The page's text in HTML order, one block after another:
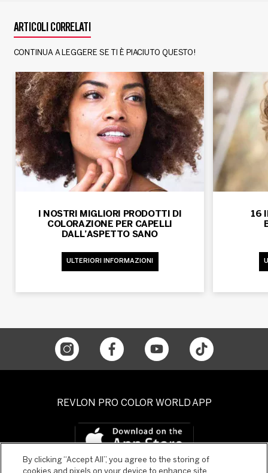
ARTICOLI CORRELATI
CONTINUA A LEGGERE SE TI È PIACIUTO QUESTO!
I NOSTRI MIGLIORI PRODOTTI DI
COLORAZIONE PER CAPELLI
DALL’ASPETTO SANO
ULTERIORI INFORMAZIONI
16
REVLON PRO COLOR WORLD APP
By clicking “Accept All”, you agree to the storing of